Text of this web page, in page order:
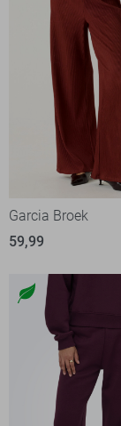
Garcia Broek
59,99